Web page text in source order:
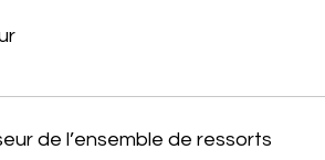
de l’ensemble de ressorts